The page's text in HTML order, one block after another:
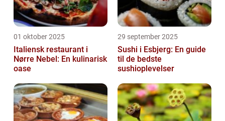
01 oktober 2025
Italiensk restaurant i
Nørre Nebel: En kulinarisk
oase
29 september 2025
Sushi i Esbjerg: En guide
til de bedste
sushioplevelser